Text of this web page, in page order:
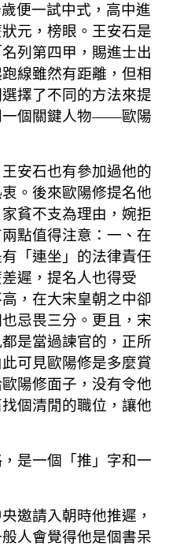
便一試中式，高中進
元，榜眼。王安石是
列第四甲，賜進士出
線雖然有距離，但相
擇了不同的方法來提
一個關鍵人物——歐陽
安石也有參加過他的
。後來歐陽修提名他
貧不支為理由，婉拒
點值得注意：一、在
「連坐」的法律責任
遲，提名人也得受
，在大宋皇朝之中卻
忌畏三分。更且，宋
是當過諫官的，正所
可見歐陽修是多麼賞
陽修面子，没有令他
個清閒的職位，讓他
是一個「推」字和一
邀請入朝時他推遲，
人會覺得他是個書呆